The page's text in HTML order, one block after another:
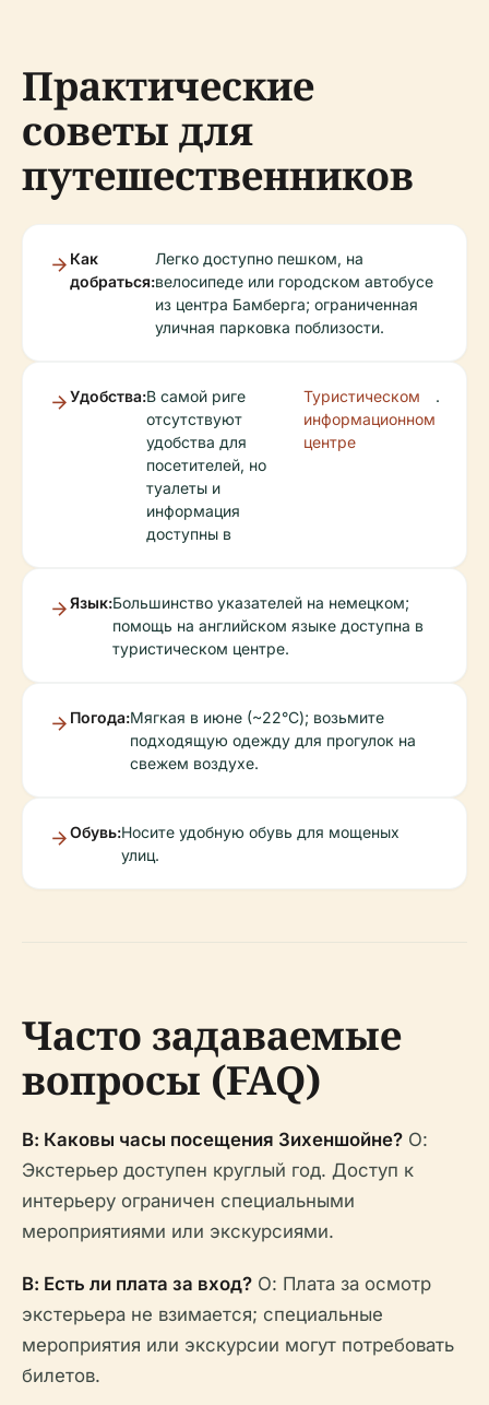
Практические
советы для
путешественников
Как
добраться:
Легко доступно пешком, на
велосипеде или городском автобусе
из центра Бамберга; ограниченная
уличная парковка поблизости.
Удобства:В самой риге
отсутствуют
удобства для
посетителей, но
туалеты и
информация
доступны в
Туристическом
информационном
центре
.
Язык:Большинство указателей на немецком;
помощь на английском языке доступна в
туристическом центре.
Погода:Мягкая в июне (~22°C); возьмите
подходящую одежду для прогулок на
свежем воздухе.
Обувь:Носите удобную обувь для мощеных
улиц.
Часто задаваемые
вопросы (FAQ)
В: Каковы часы посещения Зихеншойне? О:
Экстерьер доступен круглый год. Доступ к
интерьеру ограничен специальными
мероприятиями или экскурсиями.
В: Есть ли плата за вход? О: Плата за осмотр
экстерьера не взимается; специальные
мероприятия или экскурсии могут потребовать
билетов.